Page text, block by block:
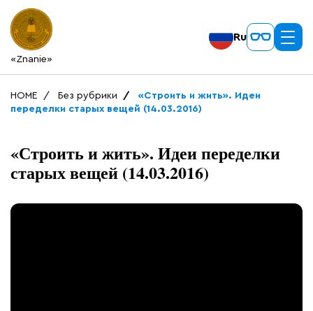
«Znanie»
Ru
HOME Без рубрики
«Строить и жить». Идеи
переделки старых вещей (14.03.2016)
«Строить и жить». Идеи переделки
старых вещей (14.03.2016)